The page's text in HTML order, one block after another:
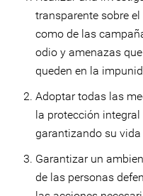
transparente sobre
como de las
odio y amenazas
queden en la
Adoptar todas las
la protección integral
garantizando su
Garantizar un
de las personas